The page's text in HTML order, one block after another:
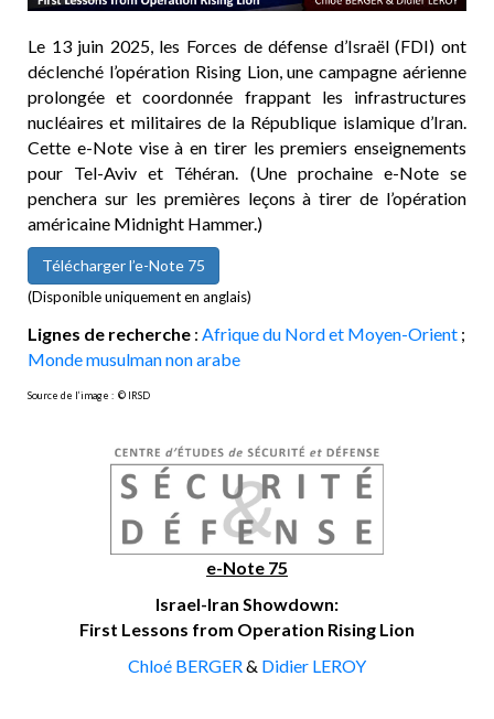
Le 13 juin 2025, les Forces de défense d’Israël (FDI) ont
déclenché l’opération Rising Lion, une campagne aérienne
prolongée et coordonnée frappant les infrastructures
nucléaires et militaires de la République islamique d’Iran.
Cette e-Note vise à en tirer les premiers enseignements
pour Tel-Aviv et Téhéran. (Une prochaine e-Note se
penchera sur les premières leçons à tirer de l’opération
américaine Midnight Hammer.)
Télécharger l’e-Note 75
(Disponible uniquement en anglais)
Lignes de recherche : Afrique du Nord et Moyen-Orient ;
Monde musulman non arabe
Source de l’image : © IRSD
e-Note 75
Israel-Iran Showdown:
First Lessons from Operation Rising Lion
Chloé BERGER& Didier LEROY